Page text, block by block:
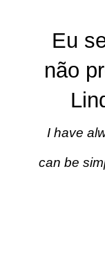
Eu
não
I have
can be